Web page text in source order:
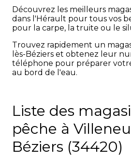
Découvrez les meilleurs
dans l'Hérault pour tous vos
pour la carpe, la truite ou le
Trouvez rapidement un
lès-Béziers et obtenez leur
téléphone pour préparer
au bord de l'eau.
Liste des
pêche à
Béziers (34420)